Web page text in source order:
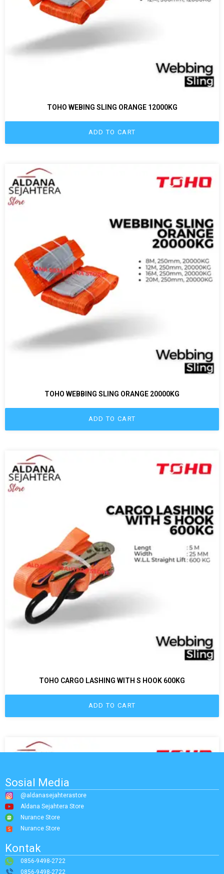
TOHO WEBING SLING ORANGE 12000KG
ADD TO CART
TOHO WEBBING SLING ORANGE 20000KG
ADD TO CART
TOHO CARGO LASHING WITH S HOOK 600KG
ADD TO CART
Sosial Media
@aldanasejahterastore
Aldana Sejahtera Store
Nurance Store
Nurance Store
Kontak
0856-9498-2722
0856-9498-2722